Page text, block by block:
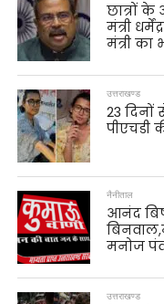
छात्रों
मंत्री
मंत्री का
उत्तराखण्ड
23
पीएचडी
नैनीताल
आनंद
मनोज
उत्तराखण्ड